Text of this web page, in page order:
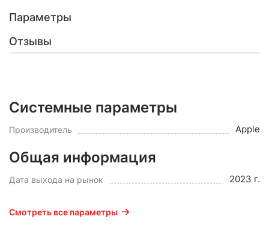
Параметры
Отзывы
Системные параметры
Производитель Apple
Общая информация
Дата выхода на рынок 2023 г.
Смотреть все параметры